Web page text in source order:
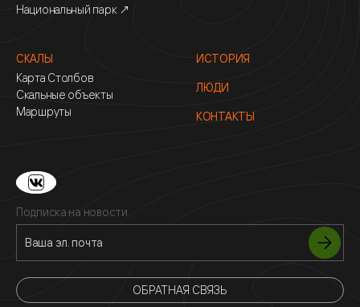
Национальный парк ↗
СКАЛЫ
Карта Столбов
Скальные объекты
Маршруты
ИСТОРИЯ
ЛЮДИ
КОНТАКТЫ
Подписка на новости
ОБРАТНАЯ СВЯЗЬ